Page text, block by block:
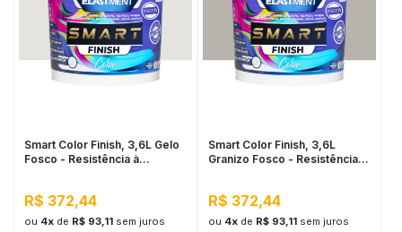
Smart Color Finish, 3,6L Gelo
Fosco - Resistência à
R$ 372,44
ou 4xde R$ 93,11 sem juros
Smart Color Finish, 3,6L
Granizo Fosco - Resistência à
R$ 372,44
ou 4xde R$ 93,11 sem juros